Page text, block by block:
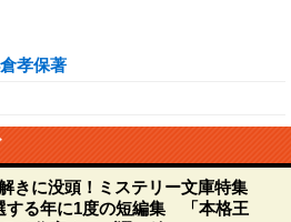
孝保著
きに没頭！ミステリー文庫特集
する年に1度の短編集 「本格王